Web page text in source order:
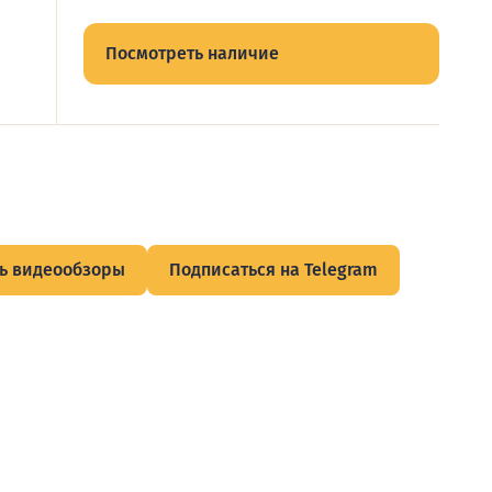
Посмотреть наличие
видеообзоры Подписаться на Telegram